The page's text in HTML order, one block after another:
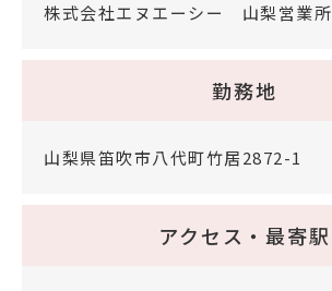
株式会社エヌエーシー 山梨営業所
勤務地
山梨県笛吹市八代町竹居2872-1
アクセス・最寄駅